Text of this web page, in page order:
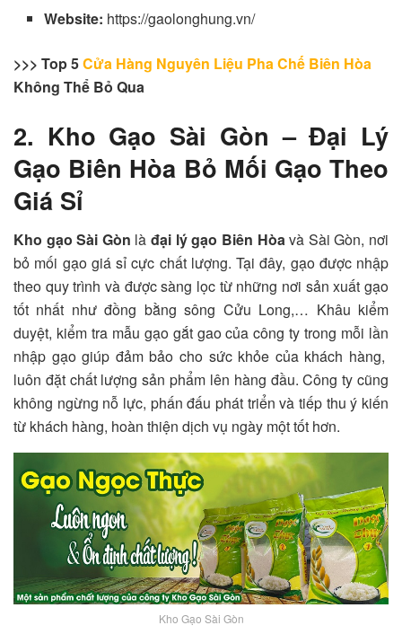
Website: https://gaolonghung.vn/
>>> Top 5Cửa Hàng Nguyên Liệu Pha Chế Biên Hòa
Không Thể Bỏ Qua
2. Kho Gạo Sài Gòn – Đại Lý
Gạo Biên Hòa Bỏ Mối Gạo Theo
Giá Sỉ
Kho gạo Sài Gòn làđại lý gạo Biên Hòavà Sài Gòn, nơi
bỏ mối gạo giá sỉ cực chất lượng. Tại đây, gạo được nhập
theo quy trình và được sàng lọc từ những nơi sản xuất gạo
tốt nhất như đồng bằng sông Cửu Long,… Khâu kiểm
duyệt, kiểm tra mẫu gạo gắt gao của công ty trong mỗi lần
nhập gạo giúp đảm bảo cho sức khỏe của khách hàng,
luôn đặt chất lượng sản phẩm lên hàng đầu. Công ty cũng
không ngừng nỗ lực, phấn đấu phát triển và tiếp thu ý kiến
từ khách hàng, hoàn thiện dịch vụ ngày một tốt hơn.
Kho Gạo Sài Gòn